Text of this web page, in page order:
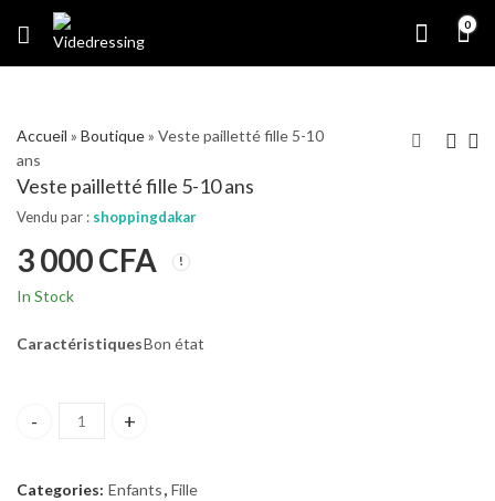
0
Accueil » Boutique» Veste pailletté fille 5-10
ans
Veste pailletté fille 5-10 ans
Vendu par : shoppingdakar
3 000CFA
In Stock
CaractéristiquesBon état
Veste pailletté fille 5-10 ans quantity
Categories: Enfants, Fille